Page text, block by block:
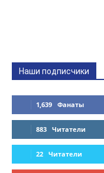
Наши подписчики
1,639 Фанаты
883 Читатели
22 Читатели